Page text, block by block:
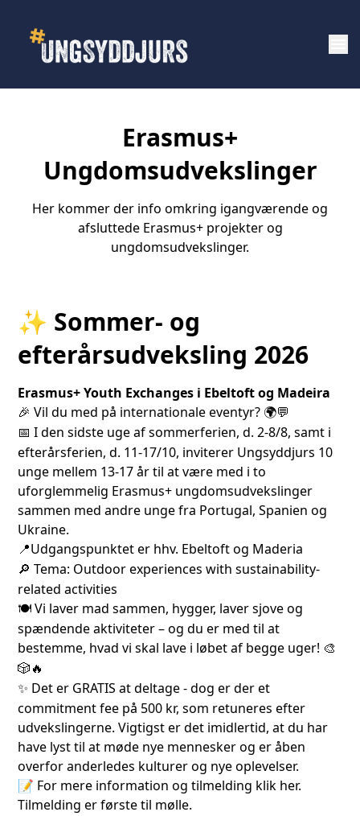
Erasmus+
Ungdomsudvekslinger
Her kommer der info omkring igangværende og
afsluttede Erasmus+ projekter og
ungdomsudvekslinger.
✨ Sommer- og
efterårsudveksling 2026
Erasmus+ Youth Exchanges i Ebeltoft og Madeira
🎉 Vil du med på internationale eventyr? 🌍💬
📅 I den sidste uge af sommerferien, d. 2-8/8, samt i
efterårsferien, d. 11-17/10, inviterer Ungsyddjurs 10
unge mellem 13-17 år til at være med i to
uforglemmelig Erasmus+ ungdomsudvekslinger
sammen med andre unge fra Portugal, Spanien og
Ukraine.
📍Udgangspunktet er hhv. Ebeltoft og Maderia
🔎 Tema: Outdoor experiences with sustainability-
related activities
🍽️ Vi laver mad sammen, hygger, laver sjove og
spændende aktiviteter – og du er med til at
bestemme, hvad vi skal lave i løbet af begge uger! 🎨
🎲🔥
✨ Det er GRATIS at deltage - dog er der et
commitment fee på 500 kr, som retuneres efter
udvekslingerne. Vigtigst er det imidlertid, at du har
have lyst til at møde nye mennesker og er åben
overfor anderledes kulturer og nye oplevelser.
📝 For mere information og tilmelding klik her.
Tilmelding er første til mølle.